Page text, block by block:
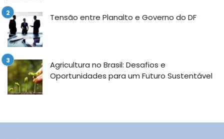
Tensão entre Planalto e Governo do DF
Agricultura no Brasil: Desafios e
Oportunidades para um Futuro Sustentável